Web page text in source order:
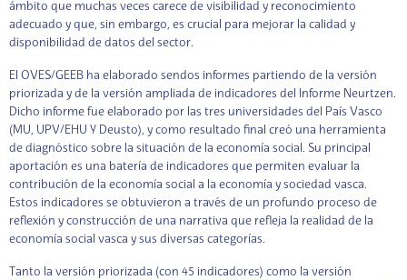
ámbito que muchas veces carece de visibilidad y reconocimiento
adecuado y que, sin embargo, es crucial para mejorar la calidad y
disponibilidad de datos del sector.
El OVES/GEEB ha elaborado sendos informes partiendo de la versión
priorizada y de la versión ampliada de indicadores del Informe Neurtzen.
Dicho informe fue elaborado por las tres universidades del País Vasco
(MU, UPV/EHU Y Deusto), y como resultado final creó una herramienta
de diagnóstico sobre la situación de la economía social. Su principal
aportación es una batería de indicadores que permiten evaluar la
contribución de la economía social a la economía y sociedad vasca.
Estos indicadores se obtuvieron a través de un profundo proceso de
reflexión y construcción de una narrativa que refleja la realidad de la
economía social vasca y sus diversas categorías.
Tanto la versión priorizada (con 45 indicadores) como la versión